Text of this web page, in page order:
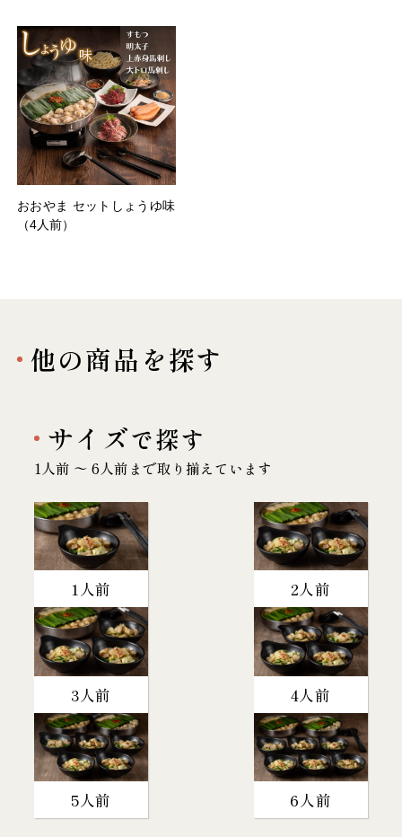
おおやま セットしょうゆ味
（4人前）
他の商品を探す
サイズで探す
1人前 〜 6人前まで取り揃えています
1人前 2人前
3人前 4人前
5人前 6人前